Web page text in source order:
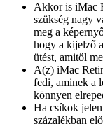
Akkor is iMac
szükség nagy
meg a
hogy a kijelző
ütést, amitől
A(z) iMac
fedi, aminek a
könnyen
Ha csíkok
százalékban